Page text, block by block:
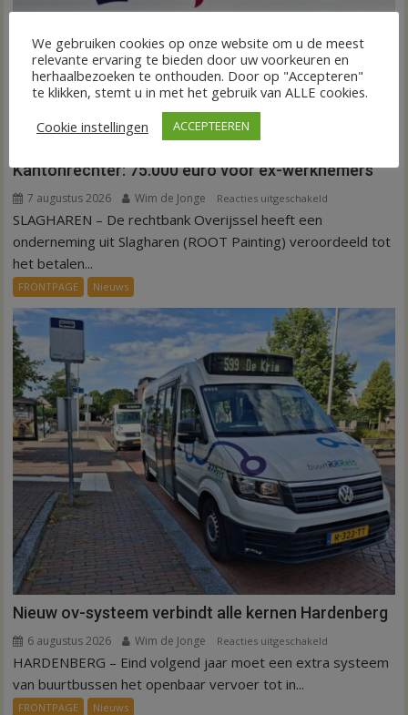
Kantonrechter: 75.000 euro voor ex-werknemers
7 augustus 2026 Wim de Jonge Reacties uitgeschakeld
75.000
werknemers
SLAGHAREN – De rechtbank Overijssel heeft een
onderneming uit Slagharen (ROOT Painting) veroordeeld tot
het betalen...
FRONTPAGE Nieuws
Nieuw ov-systeem verbindt alle kernen Hardenberg
6 augustus 2026 Wim de Jonge Reacties uitgeschakeld
Nieuw
HARDENBERG – Eind volgend jaar moet een extra systeem
van buurtbussen het openbaar vervoer tot in...
FRONTPAGE Nieuws
We gebruiken cookies op onze website om u de meest
relevante ervaring te bieden door uw voorkeuren en
herhaalbezoeken te onthouden. Door op "Accepteren"
te klikken, stemt u in met het gebruik van ALLE cookies.
Cookie instellingen
ACCEPTEEREN